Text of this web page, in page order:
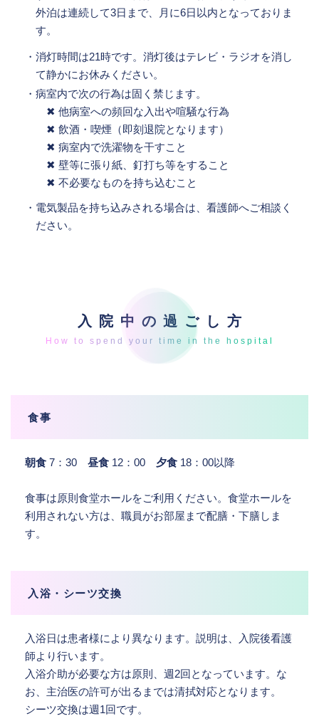
外泊は連続して3日まで、月に6日以内となっておりま
す。
・消灯時間は21時です。消灯後はテレビ・ラジオを消し
て静かにお休みください。
・病室内で次の行為は固く禁じます。
✖ 他病室への頻回な入出や喧騒な行為
✖ 飲酒・喫煙（即刻退院となります）
✖ 病室内で洗濯物を干すこと
✖ 壁等に張り紙、釘打ち等をすること
✖ 不必要なものを持ち込むこと
・電気製品を持ち込みされる場合は、看護師へご相談く
ださい。
入院中の過ごし方
食事
朝食 7：30 昼食 12：00 夕食 18：00以降
食事は原則食堂ホールをご利用ください。食堂ホールを
利用されない方は、職員がお部屋まで配膳・下膳しま
す。
入浴・シーツ交換
入浴日は患者様により異なります。説明は、入院後看護
師より行います。
入浴介助が必要な方は原則、週2回となっています。な
お、主治医の許可が出るまでは清拭対応となります。
シーツ交換は週1回です。